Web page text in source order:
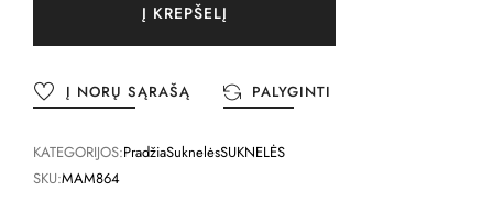
Į KREPŠELĮ
Į NORŲ SĄRAŠĄ PALYGINTI
KATEGORIJOS:PradžiaSuknelėsSUKNELĖS
SKU:MAM864